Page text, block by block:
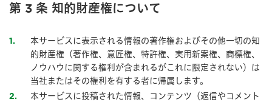
第 3 条 知的財産権について
1
本サービスに表示される情報の著作権およびその他一切の知
的財産権（著作権、意匠権、特許権、実用新案権、商標権、
ノウハウに関する権利が含まれるがこれに限定されない）は
当社またはその権利を有する者に帰属します。
2
本サービスに投稿された情報、コンテンツ（返信やコメント